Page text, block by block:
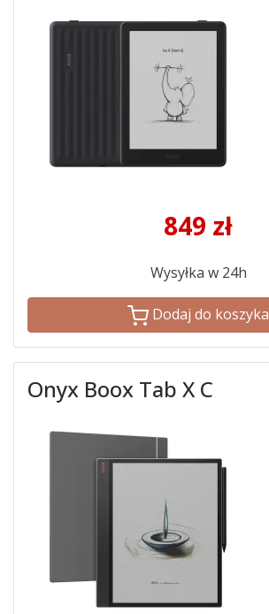
849 zł
Wysyłka w 24h
Dodaj do koszyka
Onyx Boox Tab X C